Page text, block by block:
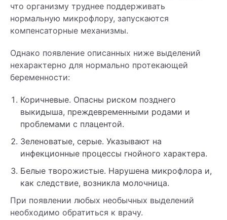
что организму труднее поддерживать
нормальную микрофлору, запускаются
компенсаторные механизмы.
Однако появление описанных ниже выделений
нехарактерно для нормально протекающей
беременности:
Коричневые. Опасны риском позднего
выкидыша, преждевременными родами и
проблемами с плацентой.
Зеленоватые, серые. Указывают на
инфекционные процессы гнойного характера.
Белые творожистые. Нарушена микрофлора и,
как следствие, возникла молочница.
При появлении любых необычных выделений
необходимо обратиться к врачу.